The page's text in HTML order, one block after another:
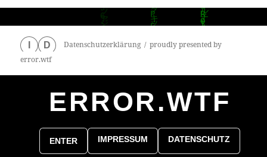
D Datenschutzerklärung
proudly presented by
error.wtf
ERROR.WTF
ENTER IMPRESSUM DATENSCHUTZ